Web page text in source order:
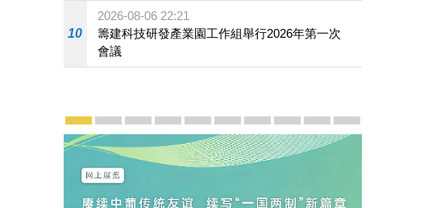
10
2026-08-06 22:21
籌建科技研發產業園工作組舉行2026年第一次
會議
宣傳及推廣
賡續中葡傳統友誼 續寫“一國兩制”新篇章 — 澳門“一國
澳門名片集
行政長官岑浩輝11月18日發表2026年施政報
施政特寫澳門特別行政區經濟和社會發展第
橫琴粵澳深度合作區專題網站
施政小講堂
走進澳門澳門相簿2020
《澳门微视